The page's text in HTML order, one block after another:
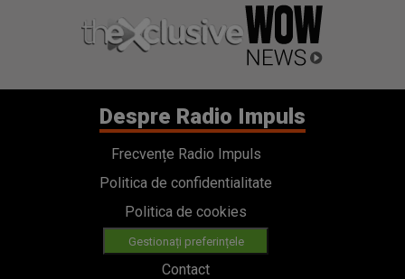
Despre Radio Impuls
Frecvențe Radio Impuls
Politica de confidentialitate
Politica de cookies
Gestionați preferințele
Contact